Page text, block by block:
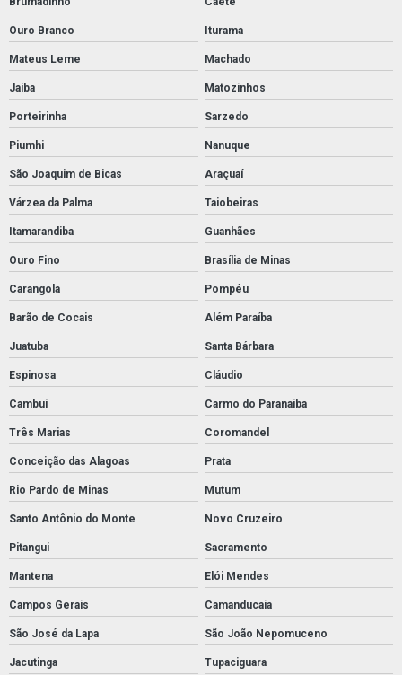
Ouro Branco Iturama
Mateus Leme Machado
Jaíba Matozinhos
Porteirinha Sarzedo
Piumhi Nanuque
São Joaquim de Bicas Araçuaí
Várzea da Palma Taiobeiras
Itamarandiba Guanhães
Ouro Fino Brasília de Minas
Carangola Pompéu
Barão de Cocais Além Paraíba
Juatuba Santa Bárbara
Espinosa Cláudio
Cambuí Carmo do Paranaíba
Três Marias Coromandel
Conceição das Alagoas Prata
Rio Pardo de Minas Mutum
Santo Antônio do Monte Novo Cruzeiro
Pitangui Sacramento
Mantena Elói Mendes
Campos Gerais Camanducaia
São José da Lapa São João Nepomuceno
Jacutinga Tupaciguara